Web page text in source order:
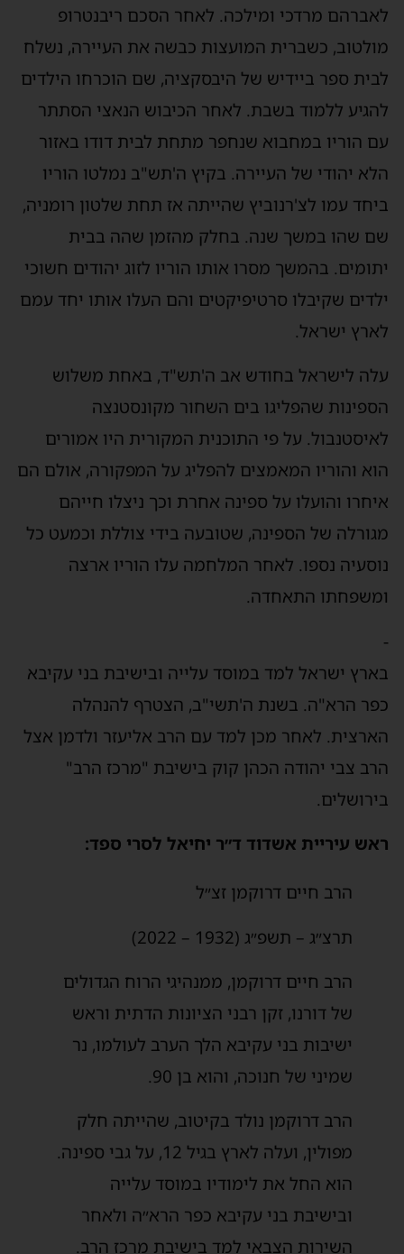
לאברהם מרדכי ומילכה. לאחר הסכם ריבנטרופ
מולטוב, כשברית המועצות כבשה את העיירה, נשלח
לבית ספר ביידיש של היבסקציה, שם הוכרחו הילדים
להגיע ללמוד בשבת. לאחר הכיבוש הנאצי הסתתר
עם הוריו במחבוא שנחפר מתחת לבית דודו באזור
הלא יהודי של העיירה. בקיץ ה'תש"ב נמלטו הוריו
ביחד עמו לצ'רנוביץ שהייתה אז תחת שלטון רומניה,
שם שהו במשך שנה. בחלק מהזמן שהה בבית
יתומים. בהמשך מסרו אותו הוריו לזוג יהודים חשוכי
ילדים שקיבלו סרטיפיקטים והם העלו אותו יחד עמם
לארץ ישראל.
עלה לישראל בחודש אב ה'תש"ד, באחת משלוש
הספינות שהפליגו בים השחור מקונסטנצה
לאיסטנבול. על פי התוכנית המקורית היו אמורים
הוא והוריו המאמצים להפליג על המפקורה, אולם הם
איחרו והועלו על ספינה אחרת וכך ניצלו חייהם
מגורלה של הספינה, שטובעה בידי צוללת וכמעט כל
נוסעיה נספו. לאחר המלחמה עלו הוריו ארצה
ומשפחתו התאחדה.
-
בארץ ישראל למד במוסד עלייה ובישיבת בני עקיבא
כפר הרא"ה. בשנת ה'תשי"ב, הצטרף להנהלה
הארצית. לאחר מכן למד עם הרב אליעזר ולדמן אצל
הרב צבי יהודה הכהן קוק בישיבת "מרכז הרב"
בירושלים.
ראש עיריית אשדוד ד״ר יחיאל לסרי ספד:
הרב חיים דרוקמן זצ״ל
תרצ״ג – תשפ״ג (1932 – 2022)
הרב חיים דרוקמן, ממנהיגי הרוח הגדולים
של דורנו, זקן רבני הציונות הדתית וראש
ישיבות בני עקיבא הלך הערב לעולמו, נר
שמיני של חנוכה, והוא בן 90.
הרב דרוקמן נולד בקיטוב, שהייתה חלק
מפולין, ועלה לארץ בגיל 12, על גבי ספינה.
הוא החל את לימודיו במוסד עלייה
ובישיבת בני עקיבא כפר הרא״ה ולאחר
השירות הצבאי למד בישיבת מרכז הרב.